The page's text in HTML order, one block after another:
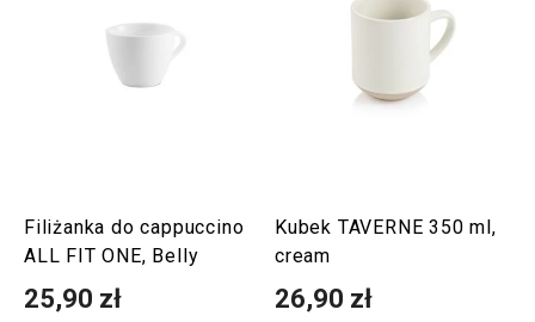
Filiżanka do cappuccino
ALL FIT ONE, Belly
25,90 zł
Kubek TAVERNE 350 ml,
cream
26,90 zł